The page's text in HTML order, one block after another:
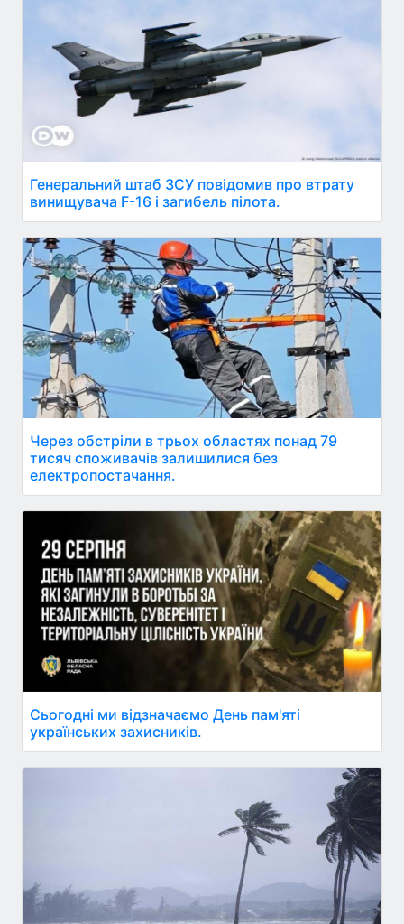
Генеральний штаб ЗСУ повідомив про втрату
винищувача F-16 і загибель пілота.
Через обстріли в трьох областях понад 79
тисяч споживачів залишилися без
електропостачання.
Сьогодні ми відзначаємо День пам'яті
українських захисників.